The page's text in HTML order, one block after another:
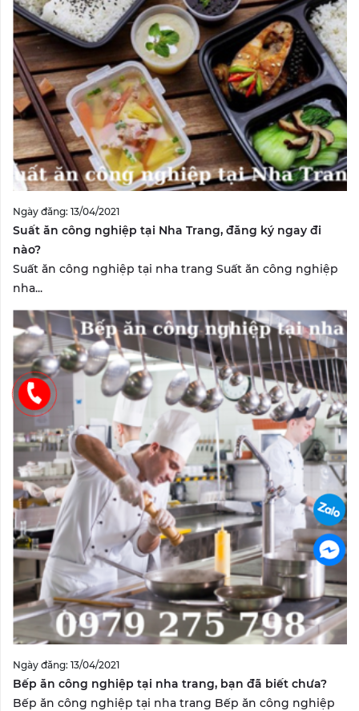
Ngày đăng: 13/04/2021
Suất ăn công nghiệp tại Nha Trang, đăng ký ngay đi
nào?
Suất ăn công nghiệp tại nha trang Suất ăn công nghiệp
nha...
Ngày đăng: 13/04/2021
Bếp ăn công nghiệp tại nha trang, bạn đã biết chưa?
Bếp ăn công nghiệp tại nha trang Bếp ăn công nghiệp